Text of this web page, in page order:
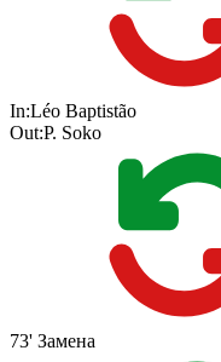
In:Léo Baptistão
Out:P. Soko
73' Замена